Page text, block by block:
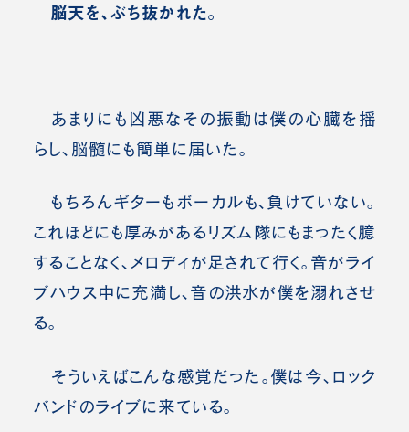
脳天を、ぶち抜かれた。
あまりにも凶悪なその振動は僕の心臓を揺
らし、脳髄にも簡単に届いた。
もちろんギターもボーカルも、負けていない。
これほどにも厚みがあるリズム隊にもまったく臆
することなく、メロディが足されて行く。音がライ
ブハウス中に充満し、音の洪水が僕を溺れさせ
る。
そういえばこんな感覚だった。僕は今、ロック
バンドのライブに来ている。